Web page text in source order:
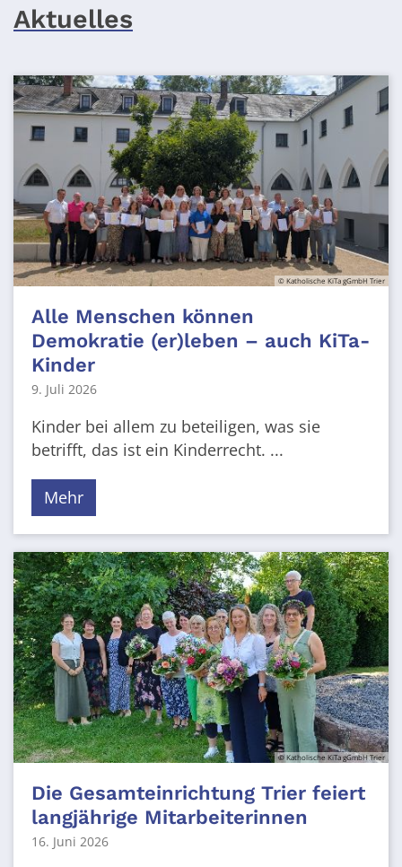
Aktuelles
© Katholische KiTa gGmbH Trier
Alle Menschen können
Demokratie (er)leben – auch KiTa-
Kinder
9. Juli 2026
Kinder bei allem zu beteiligen, was sie
betrifft, das ist ein Kinderrecht. ...
Mehr
© Katholische KiTa gGmbH Trier
Die Gesamteinrichtung Trier feiert
langjährige Mitarbeiterinnen
16. Juni 2026